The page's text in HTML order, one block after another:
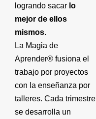
logrando sacar lo
mejor de ellos
mismos.
La Magia de
Aprender® fusiona el
trabajo por proyectos
con la enseñanza por
talleres. Cada trimestre
se desarrolla un
fundamental de la